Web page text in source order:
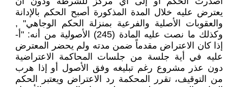
يعترض عليه خلال المدة المذكورة أصبح الحكم بالإدانة
والعقوبات الأصلية والفرعية بمنزلة الحكم الوجاهي" ,
وكذلك ما نصت عليه المادة (245) الأصولية من أنه: "أ-
إذا كان الاعتراض مقدماً ضمن مدته ولم يحضر المعترض
عليه في أية جلسة من جلسات المحاكمة الاعتراضية
دون عذر مشروع رغم تبليغه وفق الأصول أو إذا هرب
من التوقيف، تقرر المحكمة رد الاعتراض ويعتبر الحكم